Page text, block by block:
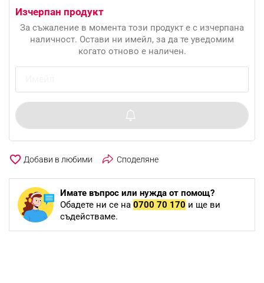
Изчерпан продукт
За съжаление в момента този продукт е с изчерпана
наличност. Остави ни имейл, за да те уведомим
когато отново е наличен.
favorite_border Споделяне
Имате въпрос или нужда от помощ?
Обадете ни се на 0700 70 170 и ще ви
съдействаме.